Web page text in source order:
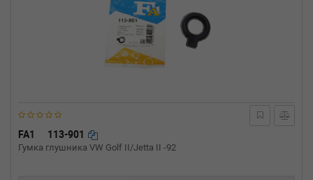
FA1 113-901
Гумка глушника VW Golf II/Jetta II -92